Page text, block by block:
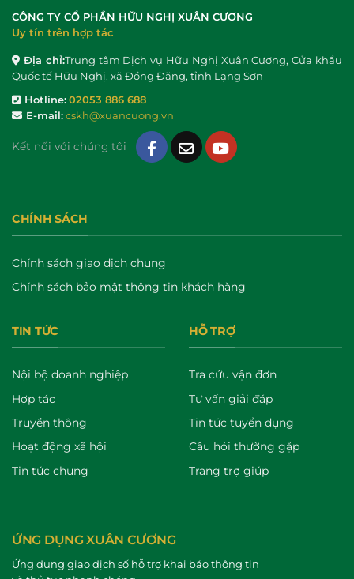
CÔNG TY CỔ PHẦN HỮU NGHỊ XUÂN CƯƠNG
Uy tín trên hợp tác
Địa chỉ:Trung tâm Dịch vụ Hữu Nghị Xuân Cương, Cửa khẩu
Quốc tế Hữu Nghị, xã Đồng Đăng, tỉnh Lạng Sơn
Hotline:02053 886 688
E-mail:cskh@xuancuong.vn
Kết nối với chúng tôi
CHÍNH SÁCH
Chính sách giao dịch chung
Chính sách bảo mật thông tin khách hàng
TIN TỨC
Nội bộ doanh nghiệp
Hợp tác
Truyền thông
Hoạt động xã hội
Tin tức chung
HỖ TRỢ
Tra cứu vận đơn
Tư vấn giải đáp
Tin tức tuyển dụng
Câu hỏi thường gặp
Trang trợ giúp
ỨNG DỤNG XUÂN CƯƠNG
Ứng dụng giao dịch số hỗ trợ khai báo thông tin